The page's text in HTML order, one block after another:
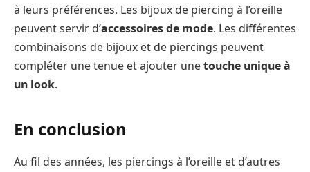
à leurs préférences. Les bijoux de piercing à l’oreille
peuvent servir d’accessoires de mode. Les différentes
combinaisons de bijoux et de piercings peuvent
compléter une tenue et ajouter unetouche unique à
un look.
En conclusion
Au fil des années, les piercings à l’oreille et d’autres